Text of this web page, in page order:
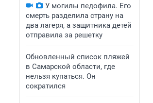
У могилы педофила. Его
смерть разделила страну на
два лагеря, а защитника детей
отправила за решетку
Обновленный список пляжей
в Самарской области, где
нельзя купаться. Он
сократился